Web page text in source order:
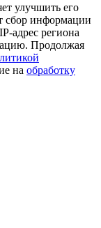
улучшить его
сбор информации
адрес региона
Продолжая
на обработку